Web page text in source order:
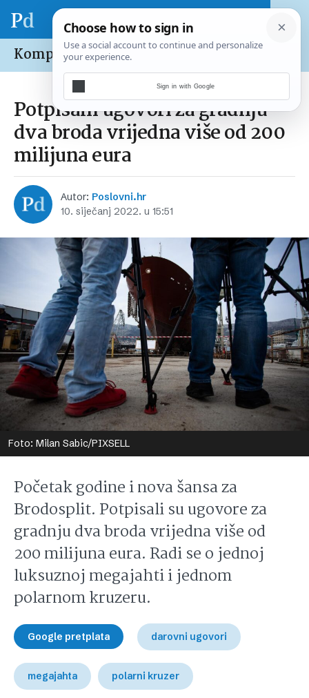
Kompanije /Domaće
Potpisani ugovori za gradnju
dva broda vrijedna više od 200
milijuna eura
Autor: Poslovni.hr
10. siječanj 2022. u 15:51
Foto: Milan Sabic/PIXSELL
Početak godine i nova šansa za
Brodosplit. Potpisali su ugovore za
gradnju dva broda vrijedna više od
200 milijuna eura. Radi se o jednoj
luksuznoj megajahti i jednom
polarnom kruzeru.
Google pretplata darovni ugovori
megajahta polarni kruzer
Sign in with Google